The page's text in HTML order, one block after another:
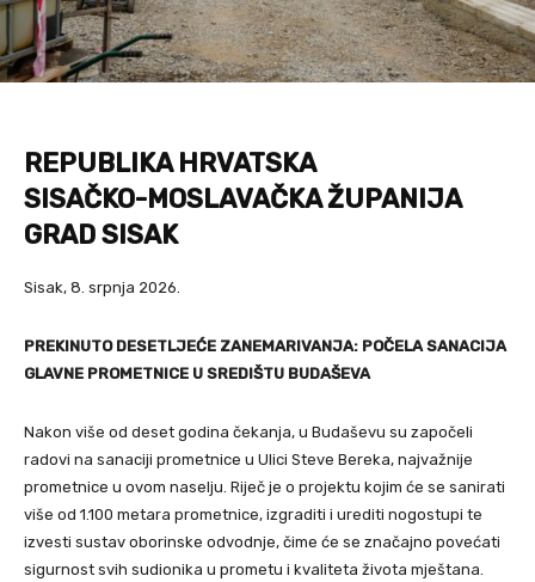
REPUBLIKA HRVATSKA
SISAČKO-MOSLAVAČKA ŽUPANIJA
GRAD SISAK
Sisak, 8. srpnja 2026.
PREKINUTO DESETLJEĆE ZANEMARIVANJA: POČELA SANACIJA
GLAVNE PROMETNICE U SREDIŠTU BUDAŠEVA
Nakon više od deset godina čekanja, u Budaševu su započeli
radovi na sanaciji prometnice u Ulici Steve Bereka, najvažnije
prometnice u ovom naselju. Riječ je o projektu kojim će se sanirati
više od 1.100 metara prometnice, izgraditi i urediti nogostupi te
izvesti sustav oborinske odvodnje, čime će se značajno povećati
sigurnost svih sudionika u prometu i kvaliteta života mještana.